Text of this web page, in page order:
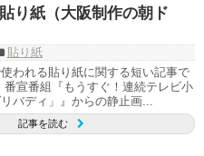
り紙（大阪制作の朝ド
貼り紙
われる貼り紙に関する短い記事で
番宣番組『もうすぐ！連続テレビ小
バディ」』からの静止画...
記事を読む